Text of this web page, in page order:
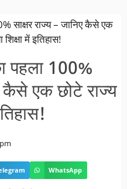
पहला 100%
कैसे एक छोटे राज्य
WhatsApp